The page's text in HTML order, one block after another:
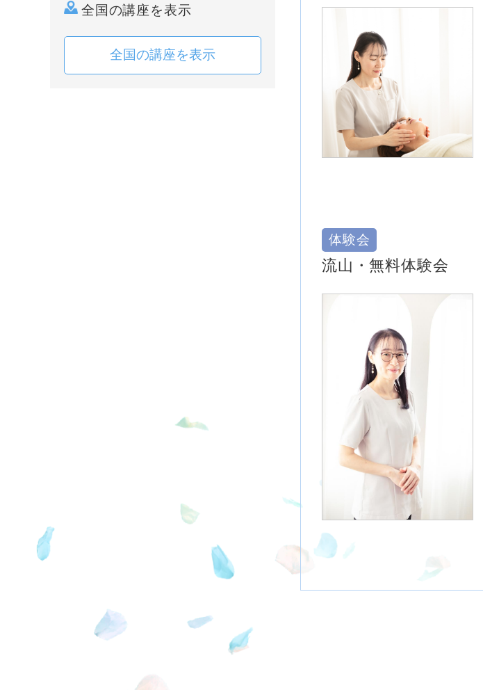
全国の講座を表示
全国の講座を表示
体験会
流山・無料体験会